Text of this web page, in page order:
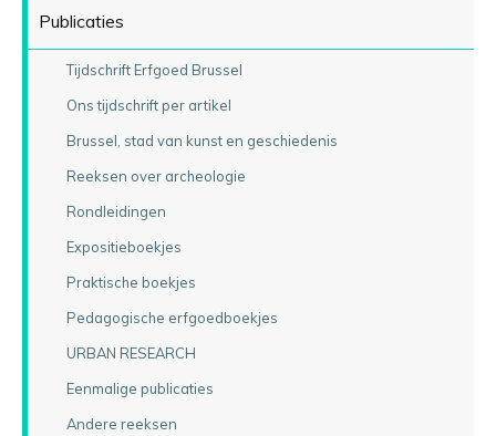
Publicaties
Tijdschrift Erfgoed Brussel
Ons tijdschrift per artikel
Brussel, stad van kunst en geschiedenis
Reeksen over archeologie
Rondleidingen
Expositieboekjes
Praktische boekjes
Pedagogische erfgoedboekjes
URBAN RESEARCH
Eenmalige publicaties
Andere reeksen